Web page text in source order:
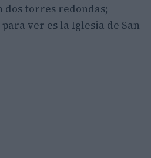
dos torres redondas;
ver es la Iglesia de San